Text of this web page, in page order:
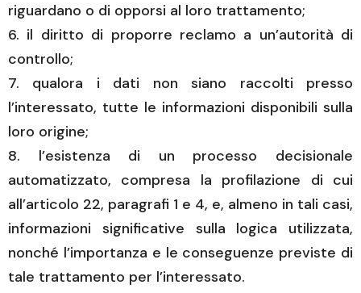
riguardano o di opporsi al loro trattamento;
il diritto di proporre reclamo a un’autorità di
controllo;
qualora i dati non siano raccolti presso
l’interessato, tutte le informazioni disponibili sulla
loro origine;
l’esistenza di un processo decisionale
automatizzato, compresa la profilazione di cui
all’articolo 22, paragrafi 1 e 4, e, almeno in tali casi,
informazioni significative sulla logica utilizzata,
nonché l’importanza e le conseguenze previste di
tale trattamento per l’interessato.